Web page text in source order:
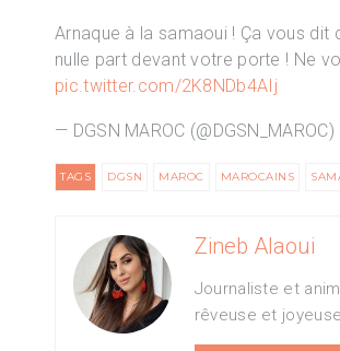
Arnaque à la samaoui ! Ça vous
nulle part devant votre porte ! Ne
pic.twitter.com/2K8NDb4AIj
— DGSN MAROC (@DGSN_MAROC)
TAGS DGSN MAROC MAROCAINS
Zineb Alaoui
Journaliste et
rêveuse et